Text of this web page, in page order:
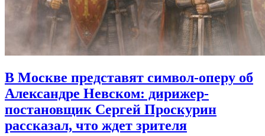
В Москве представят символ-оперу об
Александре Невском: дирижер-
постановщик Сергей Проскурин
рассказал, что ждет зрителя